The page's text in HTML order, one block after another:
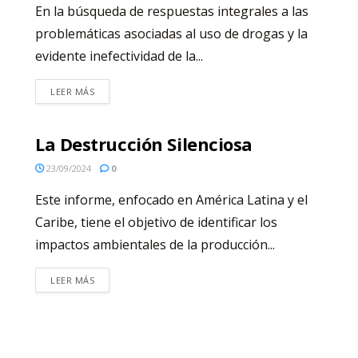
En la búsqueda de respuestas integrales a las
problemáticas asociadas al uso de drogas y la
evidente inefectividad de la...
LEER MÁS
La Destrucción Silenciosa
23/09/2024 0
Este informe, enfocado en América Latina y el
Caribe, tiene el objetivo de identificar los
impactos ambientales de la producción...
LEER MÁS